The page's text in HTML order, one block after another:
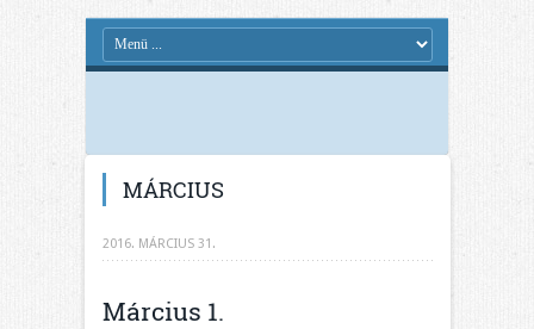
MÁRCIUS
2016. MÁRCIUS 31.
Március 1.